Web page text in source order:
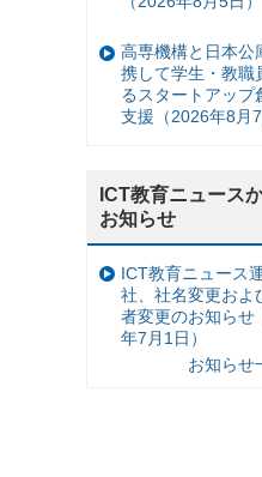
高専機構と日本公
携して学生・教職
るスタートアップ
支援（2026年8月7
ICT教育ニュース
お知らせ
ICT教育ニュース
社、社名変更およ
者変更のお知らせ
年7月1日）
お知らせ